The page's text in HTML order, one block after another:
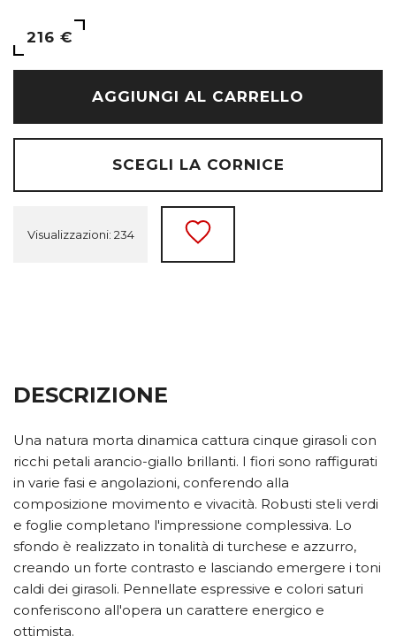
216 €
AGGIUNGI AL CARRELLO
SCEGLI LA CORNICE
Visualizzazioni: 234
DESCRIZIONE
Una natura morta dinamica cattura cinque girasoli con
ricchi petali arancio-giallo brillanti. I fiori sono raffigurati
in varie fasi e angolazioni, conferendo alla
composizione movimento e vivacità. Robusti steli verdi
e foglie completano l'impressione complessiva. Lo
sfondo è realizzato in tonalità di turchese e azzurro,
creando un forte contrasto e lasciando emergere i toni
caldi dei girasoli. Pennellate espressive e colori saturi
conferiscono all'opera un carattere energico e
ottimista.